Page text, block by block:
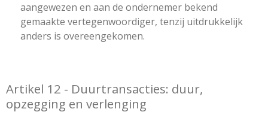
aangewezen en aan de ondernemer bekend
gemaakte vertegenwoordiger, tenzij uitdrukkelijk
anders is overeengekomen.
Artikel 12 - Duurtransacties: duur,
opzegging en verlenging